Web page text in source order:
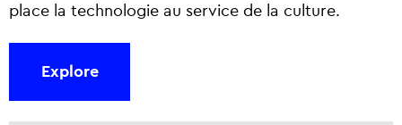
place la technologie au service de la culture.
Explore